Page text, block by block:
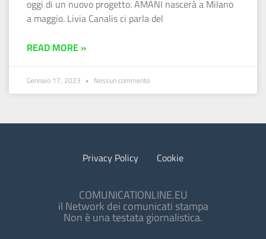
oggi di un nuovo progetto. AMÀNI nascerà a Milano
a maggio. Livia Canalis ci parla del
READ MORE »
Gennaio 17, 2023 Nessun commento
Privacy Policy Cookie
COMUNICATIONLINE.EU
il Network dei comunicati stampa
Non è una testata giornalistica.